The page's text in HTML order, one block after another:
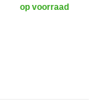
op voorraad